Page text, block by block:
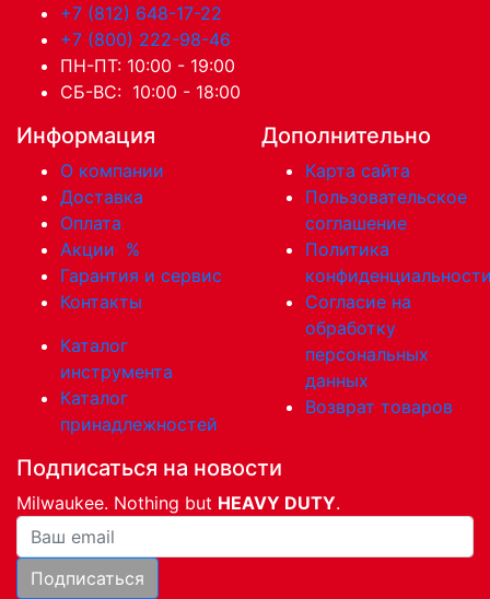
+7 (812) 648-17-22
+7 (800) 222-98-46
ПН-ПТ: 10:00 - 19:00
СБ-ВС: 10:00 - 18:00
Информация
О компании
Доставка
Оплата
Акции %
Гарантия и сервис
Контакты
Каталог
инструмента
Каталог
принадлежностей
Дополнительно
Карта сайта
Пользовательское
соглашение
Политика
Согласие на
обработку
персональных
данных
Возврат товаров
Подписаться на новости
Milwaukee. Nothing but HEAVY DUTY.
Ваша почта
Подписаться